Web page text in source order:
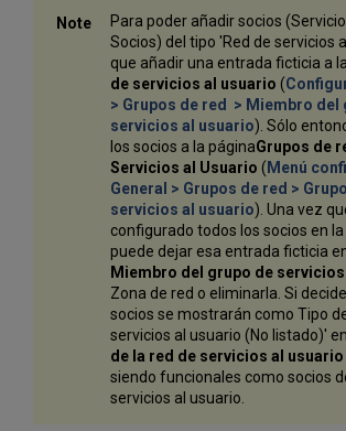
Para poder añadir socios
Socios) del tipo 'Red de servicios
que añadir una entrada ficticia a
de servicios al usuario (
> Grupos de red > Miembro del
servicios al usuario). Sólo
los socios a la páginaGrupos de
Servicios al Usuario ( Menú
General > Grupos de red >
servicios al usuario). Una vez
configurado todos los socios en
puede dejar esa entrada ficticia
Miembro del grupo de
Zona de red o eliminarla. Si
socios se mostrarán como Tipo
servicios al usuario (No listado)'
de la red de servicios al usuario
siendo funcionales como socios
servicios al usuario.